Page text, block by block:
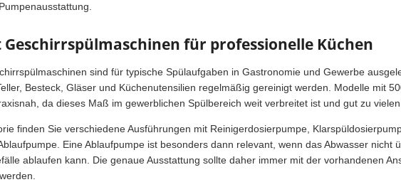
Geschirrspülmaschinen für professionelle Küchen
sind für typische Spülaufgaben in Gastronomie und Gewerbe
Besteck, Gläser und Küchenutensilien regelmäßig gereinigt werden. Modelle mit
da dieses Maß im gewerblichen Spülbereich weit verbreitet ist und gut zu
finden Sie verschiedene Ausführungen mit Reinigerdosierpumpe,
Eine Ablaufpumpe ist besonders dann relevant, wenn das Abwasser nicht
ablaufen kann. Die genaue Ausstattung sollte daher immer mit der vorhandenen